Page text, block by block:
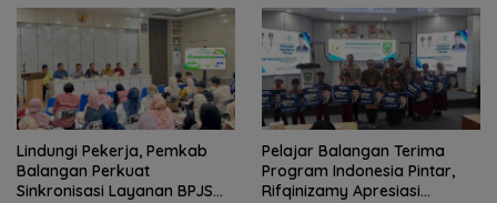
Lindungi Pekerja, Pemkab
Balangan Perkuat
Sinkronisasi Layanan BPJS
Pelajar Balangan Terima
Program Indonesia Pintar,
Rifqinizamy Apresiasi